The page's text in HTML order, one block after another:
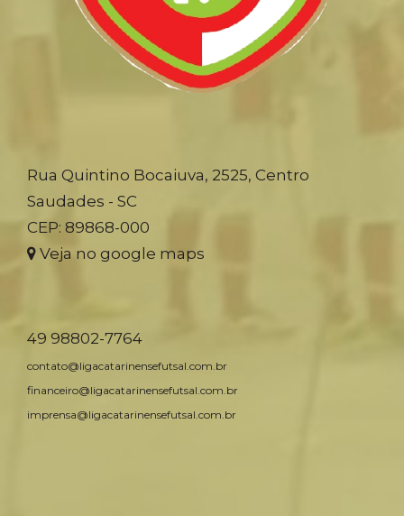
Rua Quintino Bocaiuva, 2525, Centro
Saudades - SC
CEP: 89868-000
Veja no google maps
49 98802-7764
contato@ligacatarinensefutsal.com.br
financeiro@ligacatarinensefutsal.com.br
imprensa@ligacatarinensefutsal.com.br